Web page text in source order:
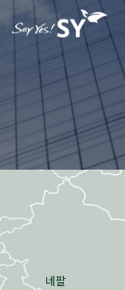
네팔